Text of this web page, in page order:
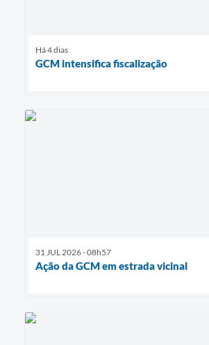
Há 4 dias
GCM intensifica fiscalização
31 JUL 2026 - 08h57
Ação da GCM em estrada vicinal